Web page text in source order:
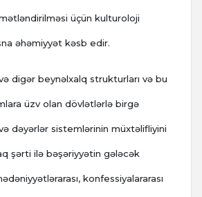
üçün kulturoloji
əhəmiyyət kəsb edir.
digər beynəlxalq strukturları və bu
üzv olan dövlətlərlə birgə
dəyərlər sistemlərinin müxtəlifliyini
şərti ilə bəşəriyyətin gələcək
konfessiyalararası